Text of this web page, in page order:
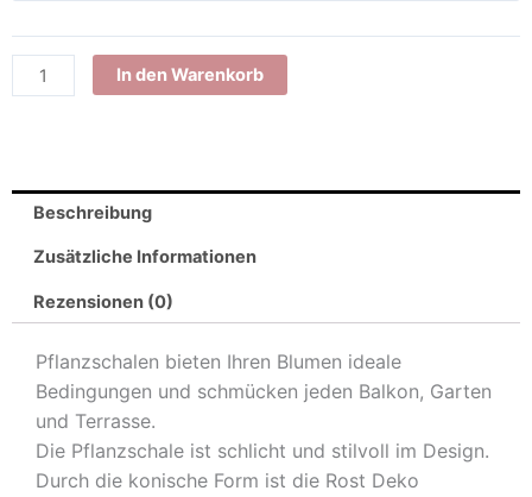
40
15
cm|
ohne
Kugeln
Shabby
Chic
Gartendeko
Menge
In den Warenkorb
Beschreibung
Zusätzliche Informationen
Rezensionen (0)
Pflanzschalen bieten Ihren Blumen ideale
Bedingungen und schmücken jeden Balkon, Garten
und Terrasse.
Die Pflanzschale ist schlicht und stilvoll im Design.
Durch die konische Form ist die Rost Deko